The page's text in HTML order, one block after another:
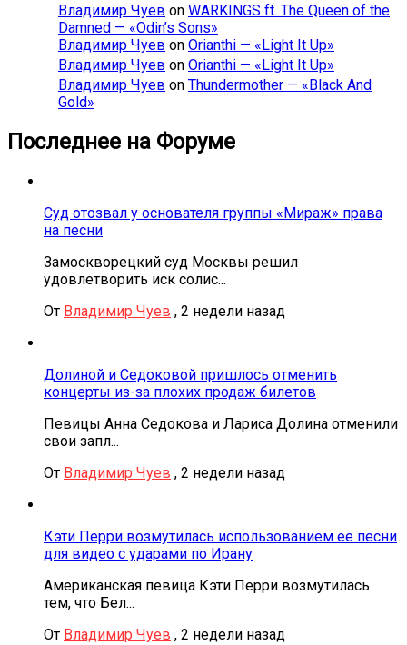
Владимир Чуев on WARKINGS ft. The Queen of the
Damned — «Odin’s Sons»
Владимир Чуев on Orianthi — «Light It Up»
Владимир Чуев on Orianthi — «Light It Up»
Владимир Чуев on Thundermother — «Black And
Gold»
Последнее на Форуме
Суд отозвал у основателя группы «Мираж» права
на песни
Замоскворецкий суд Москвы решил
удовлетворить иск солис...
От Владимир Чуев , 2 недели назад
Долиной и Седоковой пришлось отменить
концерты из-за плохих продаж билетов
Певицы Анна Седокова и Лариса Долина отменили
свои запл...
От Владимир Чуев , 2 недели назад
Кэти Перри возмутилась использованием ее песни
для видео с ударами по Ирану
Американская певица Кэти Перри возмутилась
тем, что Бел...
От Владимир Чуев , 2 недели назад